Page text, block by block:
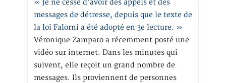
« Je ne cesse d’avoir des appels et des
messages de détresse, depuis que le texte de
la loi Falorni a été adopté en 3e lecture. »
Véronique Zamparo a récemment posté une
vidéo sur internet. Dans les minutes qui
suivent, elle reçoit un grand nombre de
messages. Ils proviennent de personnes